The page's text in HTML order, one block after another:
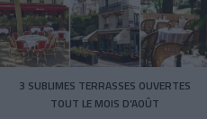
3 SUBLIMES TERRASSES OUVERTES
TOUT LE MOIS D’AOÛT